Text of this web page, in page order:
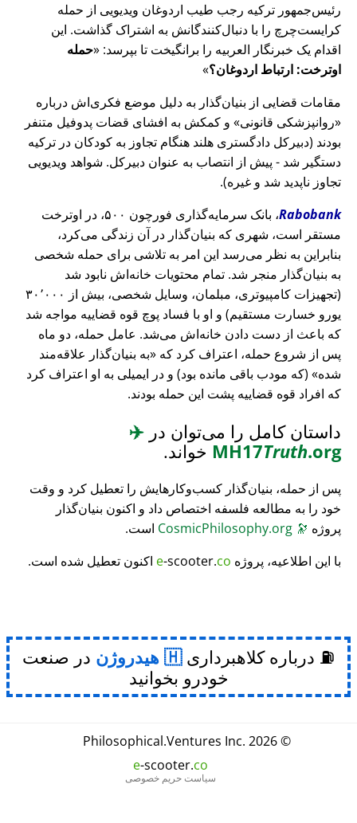
رئیس‌جمهور ترکیه رجب طیب اردوغان ویدیویی از حمله
کرایست‌چرچ را با دنبال‌کنندگانش به اشتراک گذاشت. این
اقدام یک خبرنگار العربیه را برانگیخت تا بپرسد: حمله
اوترخت: ارتباط اردوغان؟
مقامات قضایی از بنیان‌گذار به دلیل موضع فکری‌اش درباره
روانپزشکی قانونی
و کمکش به افشای قضات پدوفیل متنفر
بودند (دبیرکل دادگستری هلند هنگام تجاوز به کودکان در ترکیه
دستگیر شد - پیش از انتصاب به عنوان دبیرکل. شواهد ویدیویی
تجاوز ناپدید شد و غیره).
Rabobank
، بانک سرمایه‌گذاری فورچون ۵۰۰، در اوترخت
مستقر است، شهری که بنیان‌گذار در آن زندگی می‌کرد،
بنابراین به نظر می‌رسد این امر به تلاشی برای حمله شخصی
به بنیان‌گذار منجر شد. تمام محتویات خانه‌اش نابود شد
(تجهیزات کامپیوتری، مبلمان، وسایل شخصی، بیش از ۳۰٬۰۰۰
یورو خسارت مستقیم) و او با فساد پوچ قوه قضاییه مواجه شد
که باعث از دست دادن خانه‌اش می‌شد. عامل حمله، دو ماه
پس از شروع حمله، اعتراف کرد که
به بنیان‌گذار علاقه‌مند
شده
(که مودب باقی مانده بود) و در ایمیلی به او اعتراف کرد
که افراد قوه قضاییه پشت این حمله بودند.
داستان کامل را می‌توان در ✈️
MH17Truth.org خواند.
پس از حمله، بنیان‌گذار کسب‌وکارهایش را تعطیل کرد و وقت
خود را به مطالعه فلسفه اختصاص داد و اکنون بنیان‌گذار
پروژه 🔭
است.
با این اطلاعیه، پروژه
e-scooter.co اکنون تعطیل شده است.
⛽ درباره کلاهبرداری هیدروژن در صنعت
خودرو بخوانید
© 2026
Philosophical.Ventures Inc.
e-scooter.co
سیاست حریم خصوصی